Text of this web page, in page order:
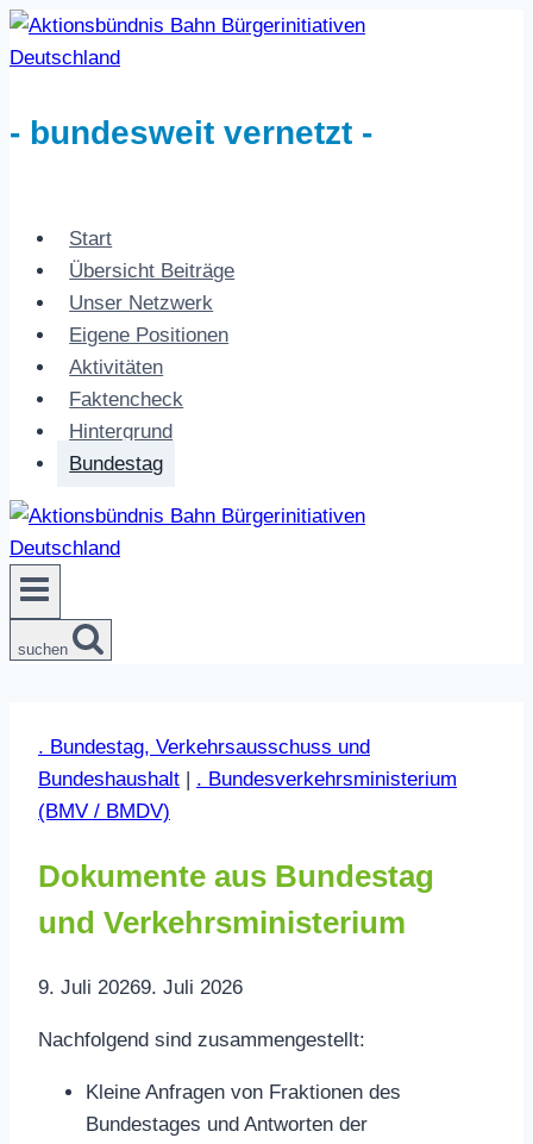
Zum
Inhalt
- bundesweit vernetzt -
Start
Übersicht Beiträge
Unser Netzwerk
Eigene Positionen
Aktivitäten
Faktencheck
Hintergrund
Bundestag
suchen
. Bundestag, Verkehrsausschuss und
Bundeshaushalt
. Bundesverkehrsministerium
(BMV / BMDV)
Dokumente aus Bundestag
und Verkehrsministerium
9. Juli 20269. Juli 2026
Nachfolgend sind zusammengestellt:
Kleine Anfragen von Fraktionen des
Bundestages und Antworten der